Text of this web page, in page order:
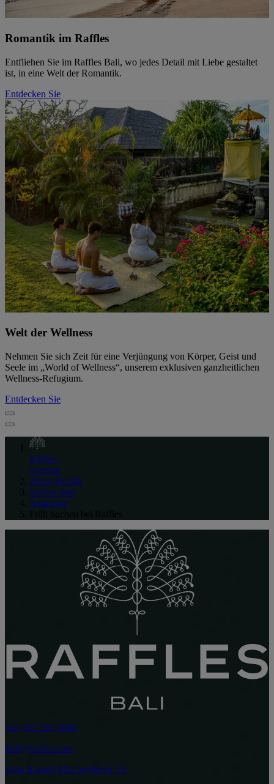
Romantik im Raffles
Entfliehen Sie im Raffles Bali, wo jedes Detail mit Liebe gestaltet
ist, in eine Welt der Romantik.
Entdecken Sie
Welt der Wellness
Nehmen Sie sich Zeit für eine Verjüngung von Körper, Geist und
Seele im „World of Wellness“, unserem exklusiven ganzheitlichen
Wellness-Refugium.
Entdecken Sie
Raffles
German
Asien-Pazifik
Raffles Bali
Angebote
(62) 361 201 5800
Bali@raffles.com
Jalan Karang Mas Sejahtera 1A